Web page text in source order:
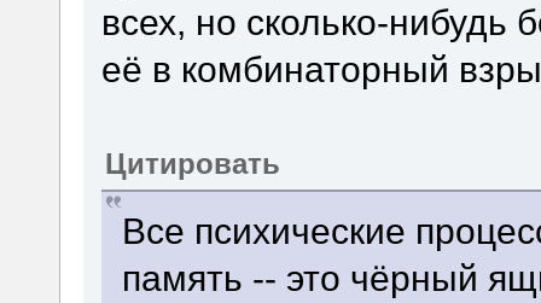
всех, но сколько-нибудь
её в комбинаторный
Цитировать
Все психические
память -- это чёрный